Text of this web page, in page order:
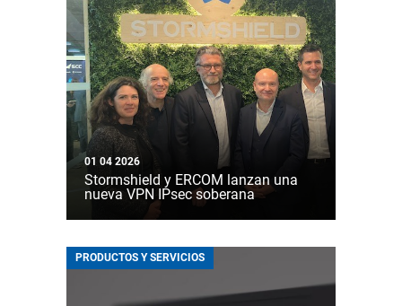
01 04 2026
Stormshield y ERCOM lanzan una
nueva VPN IPsec soberana
PRODUCTOS Y SERVICIOS